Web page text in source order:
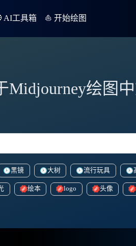
AI工具箱 ⛵️ 开始绘图
Midjourney绘图
黑镜 大树 流行玩具
绘本 logo 头像